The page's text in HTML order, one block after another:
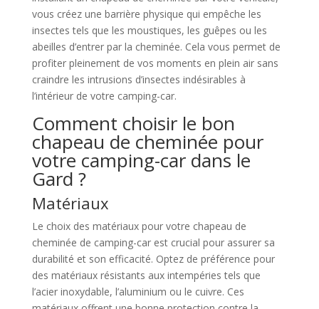
vous créez une barrière physique qui empêche les
insectes tels que les moustiques, les guêpes ou les
abeilles d’entrer par la cheminée. Cela vous permet de
profiter pleinement de vos moments en plein air sans
craindre les intrusions d’insectes indésirables à
l’intérieur de votre camping-car.
Comment choisir le bon
chapeau de cheminée pour
votre camping-car dans le
Gard ?
Matériaux
Le choix des matériaux pour votre chapeau de
cheminée de camping-car est crucial pour assurer sa
durabilité et son efficacité. Optez de préférence pour
des matériaux résistants aux intempéries tels que
l’acier inoxydable, l’aluminium ou le cuivre. Ces